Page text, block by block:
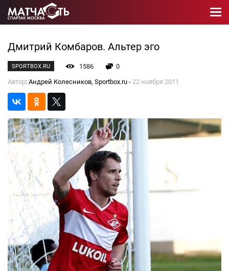
Дмитрий Комбаров. Альтер эго
SPORTBOX.RU 1586
0
Автор: Андрей Колесников, Sportbox.ru - 22 ноября 2011